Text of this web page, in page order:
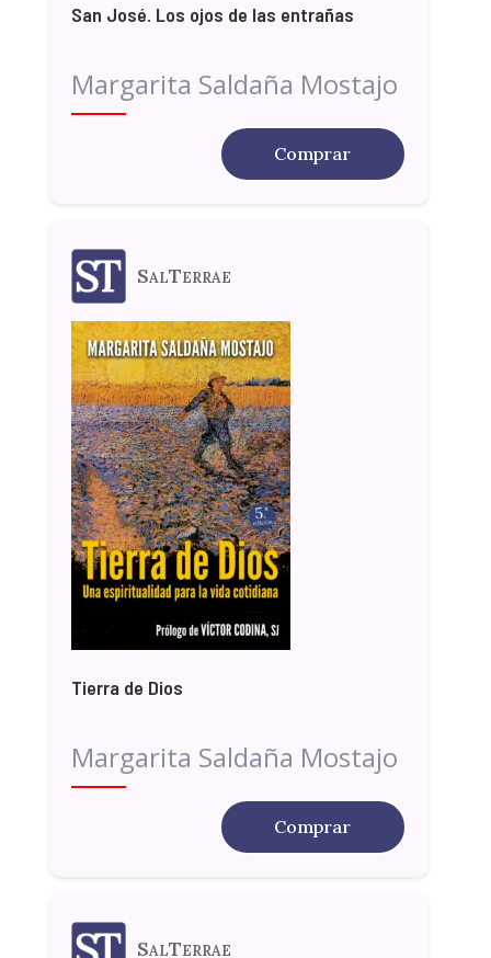
San José. Los ojos de las entrañas
Margarita Saldaña Mostajo
Comprar
SalTerrae
Tierra de Dios
Margarita Saldaña Mostajo
Comprar
SalTerrae